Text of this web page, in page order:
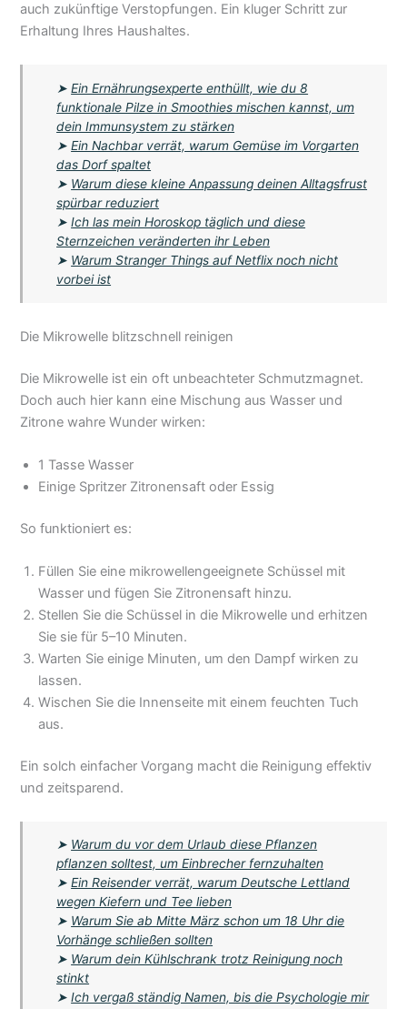
auch zukünftige Verstopfungen. Ein kluger Schritt zur
Erhaltung Ihres Haushaltes.
➤Ein Ernährungsexperte enthüllt, wie du 8
funktionale Pilze in Smoothies mischen kannst, um
dein Immunsystem zu stärken
➤Ein Nachbar verrät, warum Gemüse im Vorgarten
das Dorf spaltet
➤ Warum diese kleine Anpassung deinen Alltagsfrust
spürbar reduziert
➤Ich las mein Horoskop täglich und diese
Sternzeichen veränderten ihr Leben
➤ Warum Stranger Things auf Netflix noch nicht
vorbei ist
Die Mikrowelle blitzschnell reinigen
Die Mikrowelle ist ein oft unbeachteter Schmutzmagnet.
Doch auch hier kann eine Mischung aus Wasser und
Zitrone wahre Wunder wirken:
1 Tasse Wasser
Einige Spritzer Zitronensaft oder Essig
So funktioniert es:
Füllen Sie eine mikrowellengeeignete Schüssel mit
Wasser und fügen Sie Zitronensaft hinzu.
Stellen Sie die Schüssel in die Mikrowelle und erhitzen
Sie sie für 5–10 Minuten.
Warten Sie einige Minuten, um den Dampf wirken zu
lassen.
Wischen Sie die Innenseite mit einem feuchten Tuch
aus.
Ein solch einfacher Vorgang macht die Reinigung effektiv
und zeitsparend.
➤ Warum du vor dem Urlaub diese Pflanzen
pflanzen solltest, um Einbrecher fernzuhalten
➤Ein Reisender verrät, warum Deutsche Lettland
wegen Kiefern und Tee lieben
➤ Warum Sie ab Mitte März schon um 18 Uhr die
Vorhänge schließen sollten
➤ Warum dein Kühlschrank trotz Reinigung noch
stinkt
➤Ich vergaß ständig Namen, bis die Psychologie mir